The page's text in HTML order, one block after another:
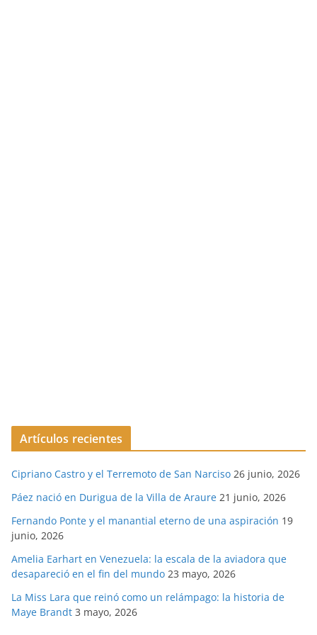
Artículos recientes
Cipriano Castro y el Terremoto de San Narciso 26 junio, 2026
Páez nació en Durigua de la Villa de Araure 21 junio, 2026
Fernando Ponte y el manantial eterno de una aspiración 19
junio, 2026
Amelia Earhart en Venezuela: la escala de la aviadora que
desapareció en el fin del mundo 23 mayo, 2026
La Miss Lara que reinó como un relámpago: la historia de
Maye Brandt 3 mayo, 2026